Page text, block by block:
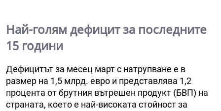
Най-голям дефицит за последните
15 години
Дефицитът за месец март с натрупване е в
размер на 1,5 млрд. евро и представлява 1,2
процента от брутния вътрешен продукт (БВП) на
страната, което е най-високата стойност за